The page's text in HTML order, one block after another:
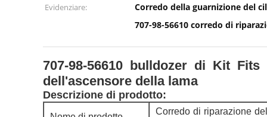
Evidenziare:
Corredo della guarnizione del
707-98-56610 corredo di
707-98-56610 bulldozer di Kit
dell'ascensore della lama
Descrizione di prodotto:
Corredo di riparazione